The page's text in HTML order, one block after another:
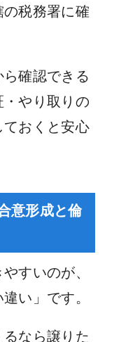
税務署に確
確認できる
やり取りの
おくと安心
意形成と倫
すいのが、
い」です。
なら譲りた